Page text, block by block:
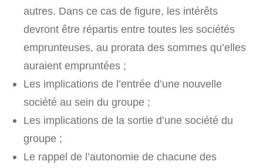
autres. Dans ce cas de figure, les intérêts
devront être répartis entre toutes les sociétés
emprunteuses, au prorata des sommes qu’elles
auraient empruntées ;
Les implications de l’entrée d’une nouvelle
société au sein du groupe ;
Les implications de la sortie d’une société du
groupe ;
Le rappel de l’autonomie de chacune des